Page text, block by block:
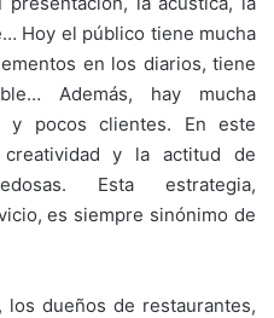
Hoy el público tiene mucha
en los diarios, tiene
Además, hay mucha
y pocos clientes. En este
y la actitud de
Esta estrategia,
es siempre sinónimo de
los dueños de restaurantes,